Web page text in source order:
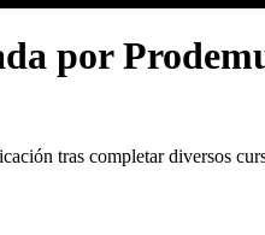
por
tras completar diversos